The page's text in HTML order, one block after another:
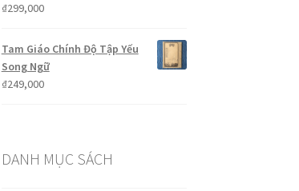
₫299,000
Tam Giáo Chính Độ Tập Yếu
Song Ngữ
₫249,000
DANH MỤC SÁCH